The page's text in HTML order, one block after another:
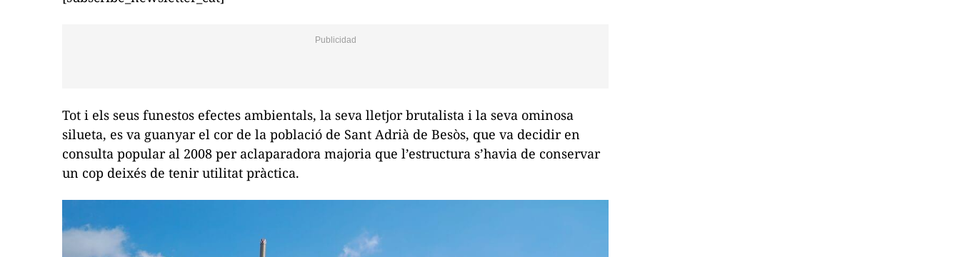
Tot i els seus funestos efectes ambientals, la seva lletjor brutalista i la seva ominosa
silueta, es va guanyar el cor de la població de Sant Adrià de Besòs, que va decidir en
consulta popular al 2008 per aclaparadora majoria que l’estructura s’havia de conservar
un cop deixés de tenir utilitat pràctica.